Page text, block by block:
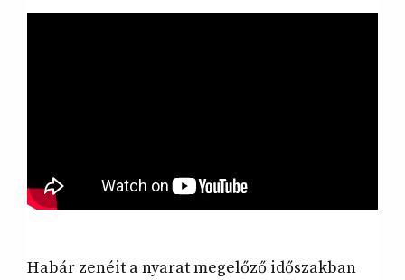
Habár zenéit a nyarat megelőző időszakban